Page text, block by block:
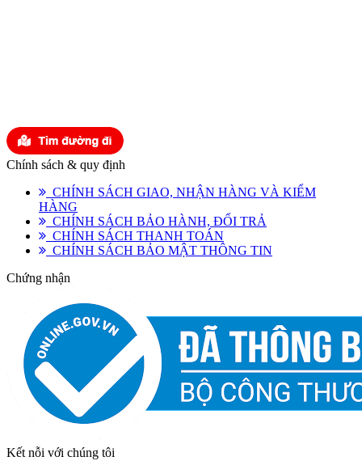
Chính sách & quy định
CHÍNH SÁCH GIAO, NHẬN HÀNG VÀ KIỂM
HÀNG
CHÍNH SÁCH BẢO HÀNH, ĐỔI TRẢ
CHÍNH SÁCH THANH TOÁN
CHÍNH SÁCH BẢO MẬT THÔNG TIN
Chứng nhận
Kết nỗi với chúng tôi